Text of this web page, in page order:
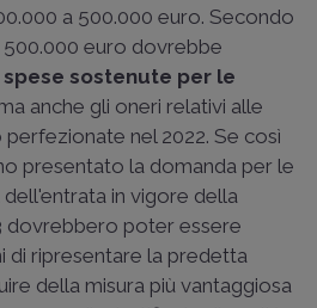
a 500.000 euro. Secondo
500.000 euro dovrebbe
spese sostenute per le
anche gli oneri relativi alle
nel 2022. Se così
presentato la domanda per le
in vigore della
dovrebbero poter essere
di ripresentare la predetta
della misura più vantaggiosa